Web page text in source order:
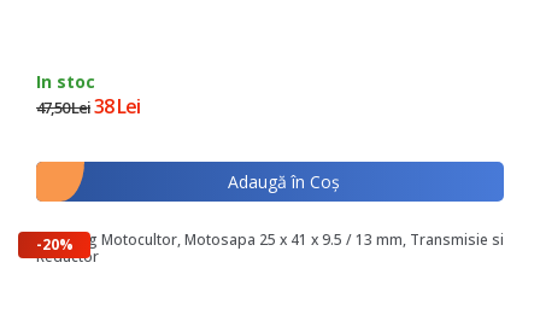
In stoc
47,50 Lei38 Lei
Adaugă în Coş
-20%
Simering Motocultor, Motosapa 25 x 41 x 9.5 / 13 mm, Transmisie si
Reductor